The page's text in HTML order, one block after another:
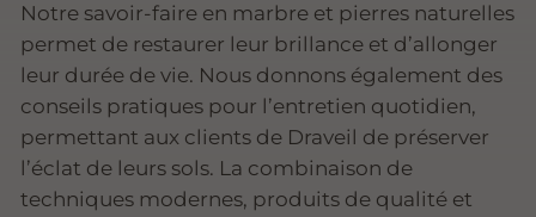
Notre savoir-faire en marbre et pierres naturelles
permet de restaurer leur brillance et d’allonger
leur durée de vie. Nous donnons également des
conseils pratiques pour l’entretien quotidien,
permettant aux clients de Draveil de préserver
l’éclat de leurs sols. La combinaison de
techniques modernes, produits de qualité et